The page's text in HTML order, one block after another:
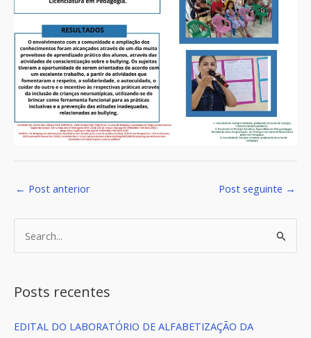
← Post anterior Post seguinte →
q
i
Posts recentes
EDITAL DO LABORATÓRIO DE ALFABETIZAÇÃO DA